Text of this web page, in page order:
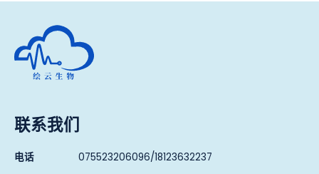
深圳市绘云生物科技有限公司
联系我们
电话 075523206096/18123632237